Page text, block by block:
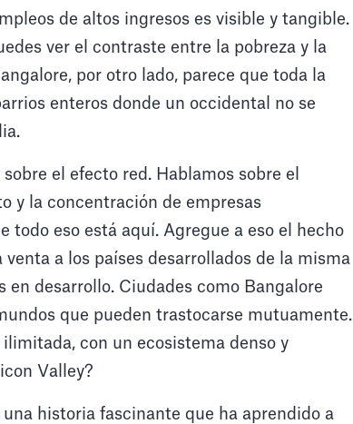
de altos ingresos es visible y tangible.
ver el contraste entre la pobreza y la
por otro lado, parece que toda la
enteros donde un occidental no se
sobre el efecto red. Hablamos sobre el
y la concentración de empresas
todo eso está aquí. Agregue a eso el hecho
a los países desarrollados de la misma
en desarrollo. Ciudades como Bangalore
que pueden trastocarse mutuamente.
con un ecosistema denso y
Valley?
historia fascinante que ha aprendido a